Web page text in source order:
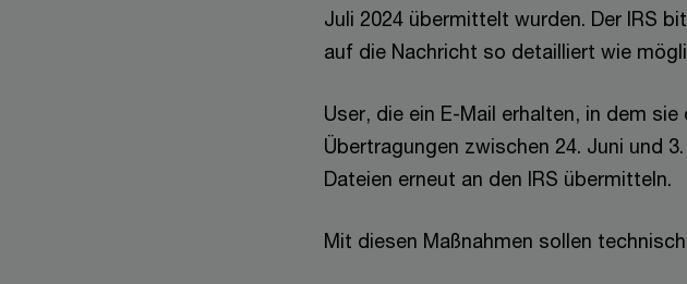
Juli 2024 übermittelt wurden. Der IRS
auf die Nachricht so detailliert wie
User, die ein E-Mail erhalten, in dem
Übertragungen zwischen 24. Juni und
Dateien erneut an den IRS übermitteln.
Mit diesen Maßnahmen sollen